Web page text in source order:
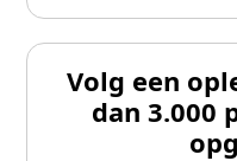
Volg een
dan 3.000